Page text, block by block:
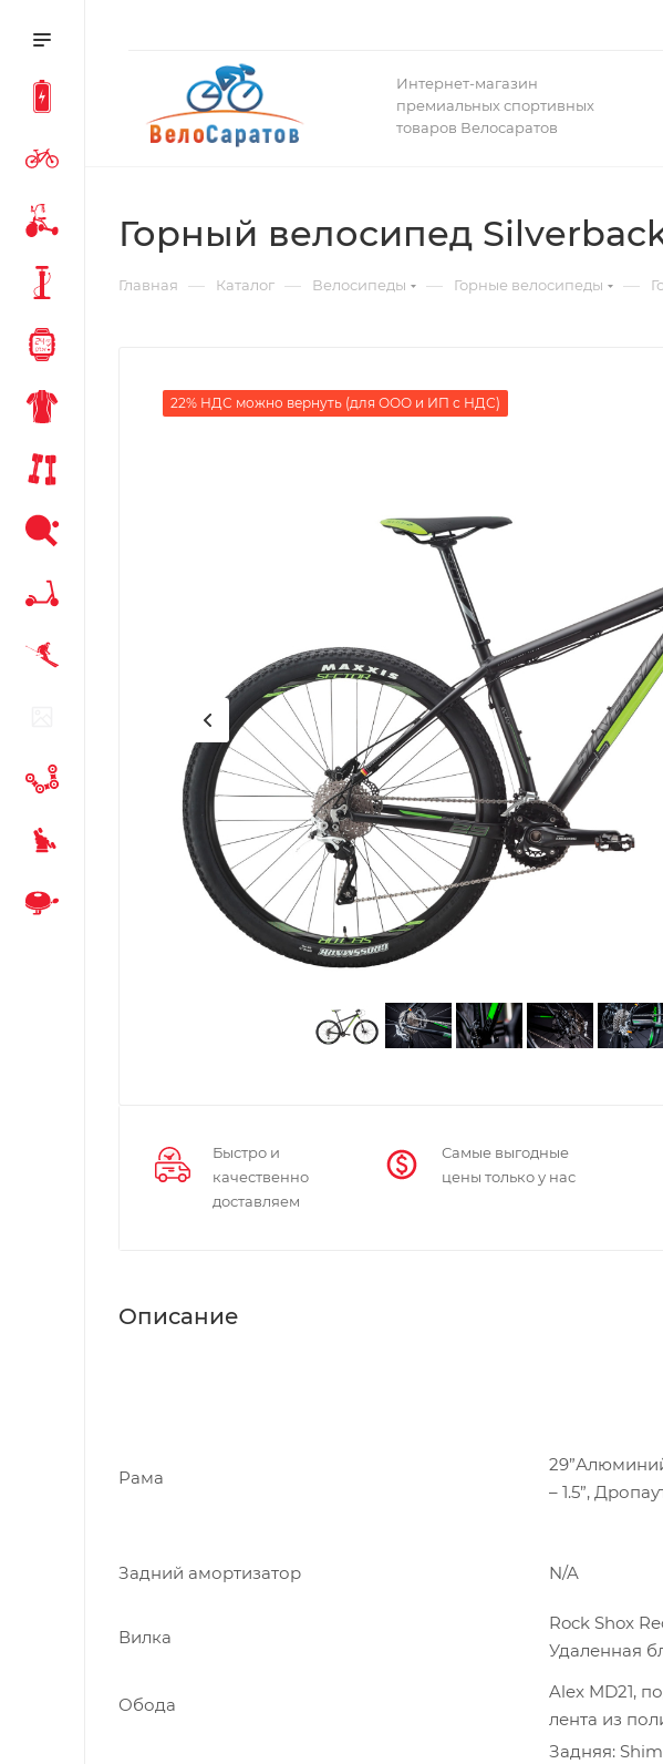
Интернет-магазин
премиальных спортивных
товаров Велосаратов
Горный велосипед
Главная — Каталог — Велосипеды — Горные велосипеды —
22% НДС можно вернуть (для ООО и ИП с НДС)
Быстро и
качественно
доставляем
Самые выгодные
цены только у нас
Описание
Рама
29”Алюминий
– 1.5”,
Задний амортизатор N/A
Вилка
Rock Shox
Удаленная
Обода
Alex MD21,
лента из
Задняя: